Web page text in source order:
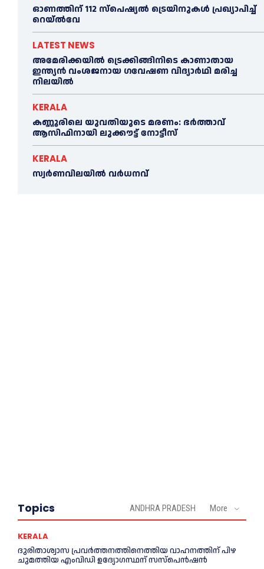
ഓണത്തിന് 112 സ്പെഷ്യല്‍ ട്രെയിനുകള്‍ പ്രഖ്യാപിച്ച്‌
റെയ്ല്‍വേ
LATEST NEWS
അമേരിക്കയില്‍ ട്രെക്കിങ്ങിനിടെ കാണാതായ
ഇന്ത്യൻ വംശജനായ ഗവേഷണ വിദ്യാര്‍ഥി മരിച്ച
നിലയില്‍
KERALA
കണ്ണൂരിലെ യുവതിയുടെ മരണം: ഭര്‍ത്താവ്
ആസിഫിനായി ലുക്കൗട്ട് നോട്ടീസ്
KERALA
സ്വർണവിലയിൽ വർധനവ്
Topics ANDHRA PRADESH More
KERALA
ദുരിതാശ്വാസ പ്രവര്‍ത്തനത്തിനെത്തിയ വാഹനത്തിന് പിഴ
ചുമത്തിയ എംവിഡി ഉദ്യോഗസ്ഥന് സസ്പെൻഷൻ